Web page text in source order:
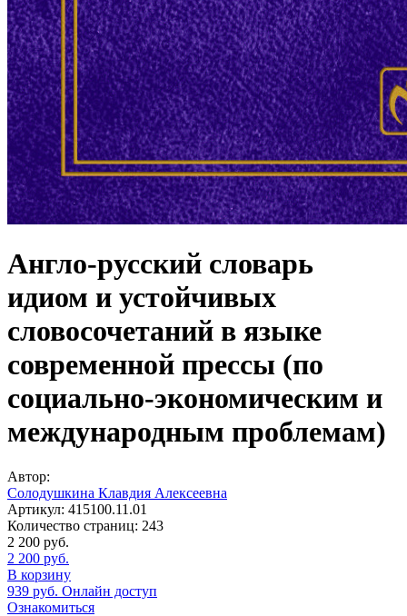
Англо-русский словарь
идиом и устойчивых
словосочетаний в языке
современной прессы (по
социально-экономическим и
международным проблемам)
Автор:
Солодушкина Клавдия Алексеевна
Артикул: 415100.11.01
Количество страниц: 243
2 200 руб.
2 200 руб.
В корзину
939 руб. Онлайн доступ
Ознакомиться